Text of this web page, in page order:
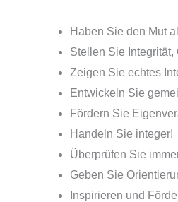
Haben Sie den Mut
Stellen Sie
Zeigen Sie echtes
Entwickeln Sie
Fördern Sie
Handeln Sie integer!
Überprüfen Sie
Geben Sie
Inspirieren und